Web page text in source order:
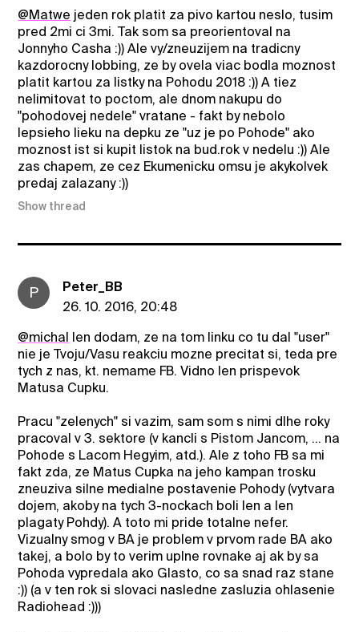
@Matwe jeden rok platit za pivo kartou neslo, tusim
pred 2mi ci 3mi. Tak som sa preorientoval na
Jonnyho Casha :)) Ale vy/zneuzijem na tradicny
kazdorocny lobbing, ze by ovela viac bodla moznost
platit kartou za listky na Pohodu 2018 :)) A tiez
nelimitovat to poctom, ale dnom nakupu do
"pohodovej nedele" vratane - fakt by nebolo
lepsieho lieku na depku ze "uz je po Pohode" ako
moznost ist si kupit listok na bud.rok v nedelu :)) Ale
zas chapem, ze cez Ekumenicku omsu je akykolvek
predaj zalazany :))
Show thread
P
Peter_BB
26. 10. 2016, 20:48
@michal
len dodam, ze na tom linku co tu dal "user"
nie je Tvoju/Vasu reakciu mozne precitat si, teda pre
tych z nas, kt. nemame FB. Vidno len prispevok
Matusa Cupku.
Pracu "zelenych" si vazim, sam som s nimi dlhe roky
pracoval v 3. sektore (v kancli s Pistom Jancom, ... na
Pohode s Lacom Hegyim, atd.). Ale z toho FB sa mi
fakt zda, ze Matus Cupka na jeho kampan trosku
zneuziva silne medialne postavenie Pohody (vytvara
dojem, akoby na tych 3-nockach boli len a len
plagaty Pohdy). A toto mi pride totalne nefer.
Vizualny smog v BA je problem v prvom rade BA ako
takej, a bolo by to verim uplne rovnake aj ak by sa
Pohoda vypredala ako Glasto, co sa snad raz stane
:)) (a v ten rok si slovaci nasledne zasluzia ohlasenie
Radiohead :)))